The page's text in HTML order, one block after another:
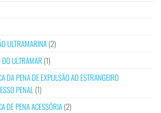
ULTRAMARINA(2)
ULTRAMAR (1)
DA PENA DE EXPULSÃO AO ESTRANGEIRO
PENAL (1)
DE PENA ACESSÓRIA(2)